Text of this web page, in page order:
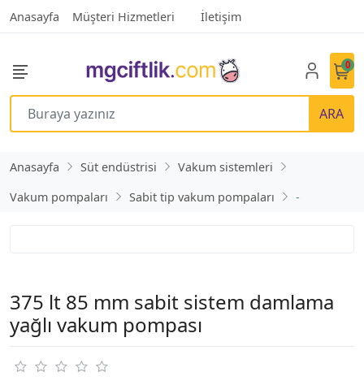
Anasayfa Müşteri Hizmetleri İletişim
ARA
0
Anasayfa Süt endüstrisi
Vakum sistemleri
Vakum pompaları
Sabit tip vakum pompaları -
375 lt 85 mm sabit sistem damlama
yağlı vakum pompası